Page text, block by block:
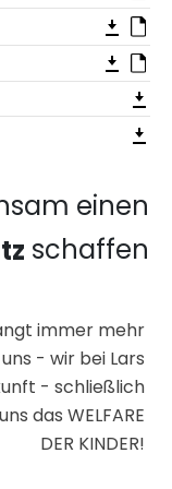
einen
schaffen
immer mehr
- wir bei Lars
- schließlich
das WELFARE
DER KINDER!